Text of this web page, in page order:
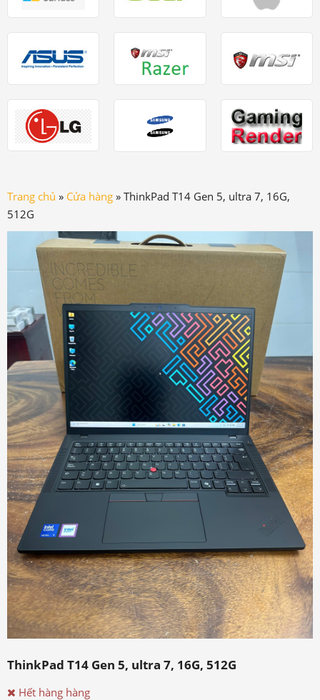
Trang chủ » Cửa hàng » ThinkPad T14 Gen 5, ultra 7, 16G,
512G
ThinkPad T14 Gen 5, ultra 7, 16G, 512G
Hết hàng hàng